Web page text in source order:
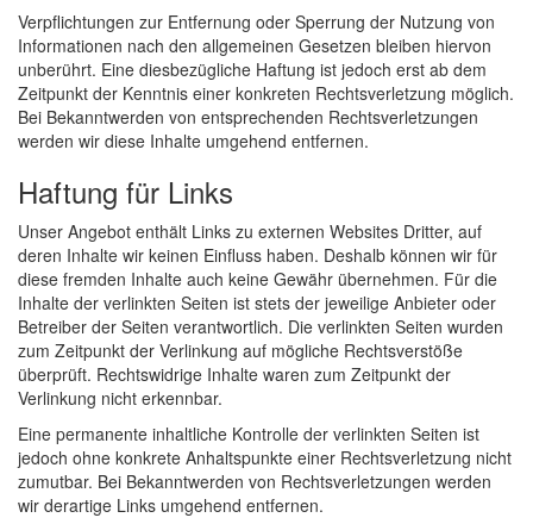
Verpflichtungen zur Entfernung oder Sperrung der Nutzung von
Informationen nach den allgemeinen Gesetzen bleiben hiervon
unberührt. Eine diesbezügliche Haftung ist jedoch erst ab dem
Zeitpunkt der Kenntnis einer konkreten Rechtsverletzung möglich.
Bei Bekanntwerden von entsprechenden Rechtsverletzungen
werden wir diese Inhalte umgehend entfernen.
Haftung für Links
Unser Angebot enthält Links zu externen Websites Dritter, auf
deren Inhalte wir keinen Einfluss haben. Deshalb können wir für
diese fremden Inhalte auch keine Gewähr übernehmen. Für die
Inhalte der verlinkten Seiten ist stets der jeweilige Anbieter oder
Betreiber der Seiten verantwortlich. Die verlinkten Seiten wurden
zum Zeitpunkt der Verlinkung auf mögliche Rechtsverstöße
überprüft. Rechtswidrige Inhalte waren zum Zeitpunkt der
Verlinkung nicht erkennbar.
Eine permanente inhaltliche Kontrolle der verlinkten Seiten ist
jedoch ohne konkrete Anhaltspunkte einer Rechtsverletzung nicht
zumutbar. Bei Bekanntwerden von Rechtsverletzungen werden
wir derartige Links umgehend entfernen.